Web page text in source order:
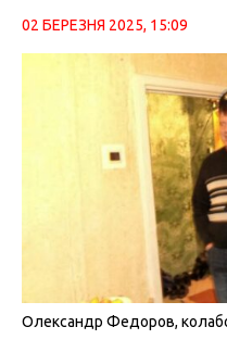
02 БЕРЕЗНЯ 2025, 15:09
Олександр Федоров,